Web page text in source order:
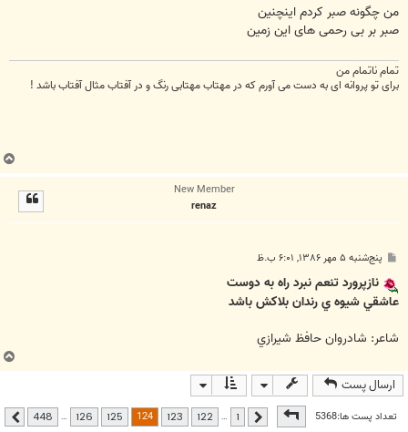
ت
من چگونه صبر کردم اینچنین
صبر بر بی رحمی های این زمین
تمام ناتمام من
برای تو پروانه ای به دست می آورم که در مهتاب مهتابی رنگ و در آفتاب مثال آفتاب باشد !
ب
ا
New Member
renaz
پ
ت
پنج‌شنبه ۵ مهر ۱۳۸۶, ۶:۰۱ ب.ظ
نازپرورد تنعم نبرد راه به دوست
عاشقي شيوه ي رندان بلاكش باشد
شاعر: شادروان حافظ شيرازي
ب
ا
ارسال پست
تعداد پست ها:5368
صفحه124از 448 قبلی …
122
123
124
125
126
…
448 بعدی